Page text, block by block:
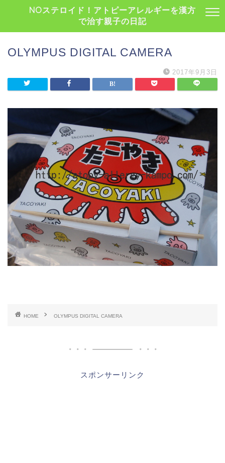
NOステロイド！アトピーアレルギーを漢方
で治す親子の日記
OLYMPUS DIGITAL CAMERA
2017年9月3日
HOME OLYMPUS DIGITAL CAMERA
スポンサーリンク